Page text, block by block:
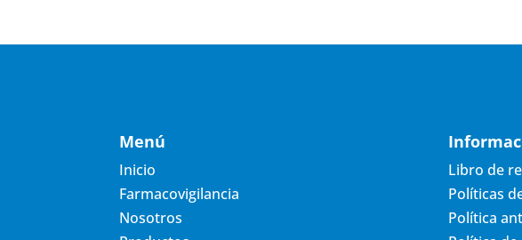
Menú
Inicio
Farmacovigilancia
Nosotros
Libro de
Políticas
Política